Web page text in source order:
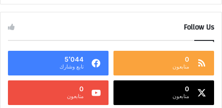
Follow Us
0
متابعون
5٬044
تابع وشارك
0
متابعون
0
متابعون